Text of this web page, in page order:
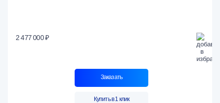
2 477 000 ₽
Заказать
Купить в 1 клик